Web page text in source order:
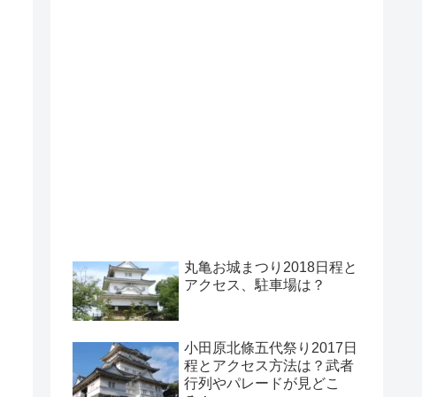
丸亀お城まつり2018日程と
アクセス、駐車場は？
小田原北條五代祭り2017日
程とアクセス方法は？武者
行列やパレードが見どこ